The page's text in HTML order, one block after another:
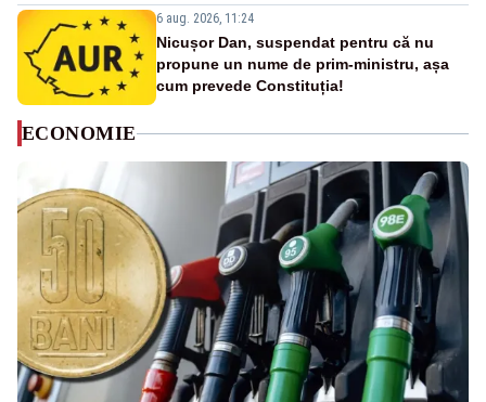
6 aug. 2026, 11:24
Nicușor Dan, suspendat pentru că nu
propune un nume de prim-ministru, așa
cum prevede Constituția!
ECONOMIE